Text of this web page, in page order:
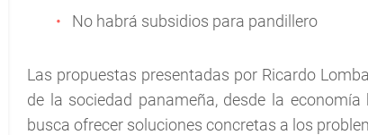
No habrá subsidios para pandillero
Las propuestas presentadas por Ricardo
de la sociedad panameña, desde la
busca ofrecer soluciones concretas a los